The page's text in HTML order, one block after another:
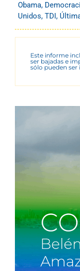
Obama,
Unidos, TDI,
Este informe
ser bajadas e
sólo pueden